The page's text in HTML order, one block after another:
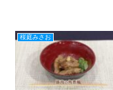
桜庭みさお